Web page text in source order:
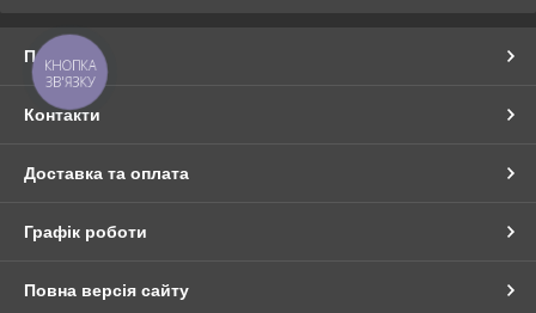
Про нас
Контакти
Доставка та оплата
Графік роботи
Повна версія сайту
КНОПКА
ЗВ'ЯЗКУ